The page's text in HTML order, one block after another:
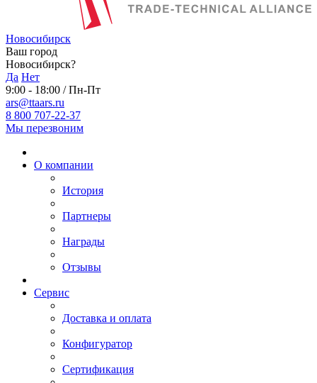
Новосибирск
Ваш город
Новосибирск?
Да Нет
9:00 - 18:00 / Пн-Пт
ars@ttaars.ru
8 800 707-22-37
Мы перезвоним
О компании
История
Партнеры
Награды
Отзывы
Сервис
Доставка и оплата
Конфигуратор
Сертификация